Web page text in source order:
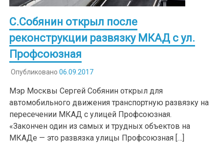
C.Собянин открыл после
реконструкции развязку МКАД с ул.
Профсоюзная
Опубликовано 06.09.2017
Мэр Москвы Сергей Собянин открыл для
автомобильного движения транспортную развязку на
пересечении МКАД с улицей Профсоюзная.
«Закончен один из самых и трудных объектов на
МКАДе — это развязка улицы Профсоюзная […]